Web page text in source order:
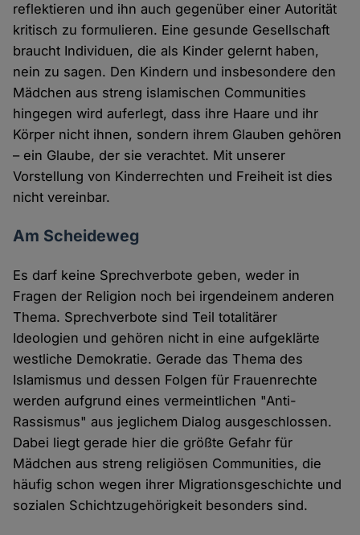
reflektieren und ihn auch gegenüber einer Autorität
kritisch zu formulieren. Eine gesunde Gesellschaft
braucht Individuen, die als Kinder gelernt haben,
nein zu sagen. Den Kindern und insbesondere den
Mädchen aus streng islamischen Communities
hingegen wird auferlegt, dass ihre Haare und ihr
Körper nicht ihnen, sondern ihrem Glauben gehören
– ein Glaube, der sie verachtet. Mit unserer
Vorstellung von Kinderrechten und Freiheit ist dies
nicht vereinbar.
Am Scheideweg
Es darf keine Sprechverbote geben, weder in
Fragen der Religion noch bei irgendeinem anderen
Thema. Sprechverbote sind Teil totalitärer
Ideologien und gehören nicht in eine aufgeklärte
westliche Demokratie. Gerade das Thema des
Islamismus und dessen Folgen für Frauenrechte
werden aufgrund eines vermeintlichen "Anti-
Rassismus" aus jeglichem Dialog ausgeschlossen.
Dabei liegt gerade hier die größte Gefahr für
Mädchen aus streng religiösen Communities, die
häufig schon wegen ihrer Migrationsgeschichte und
sozialen Schichtzugehörigkeit besonders sind.